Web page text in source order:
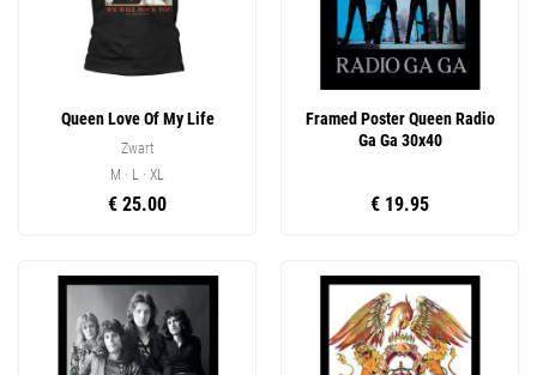
Queen Love Of My Life
Zwart
M · L · XL
€ 25.00
Framed Poster Queen Radio
Ga Ga 30x40
€ 19.95